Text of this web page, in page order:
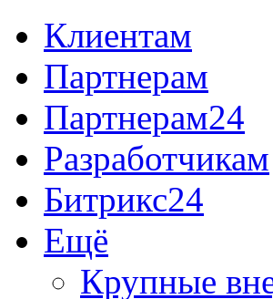
Клиентам
Партнерам
Партнерам24
Разработчикам
Битрикс24
Ещё
Крупные